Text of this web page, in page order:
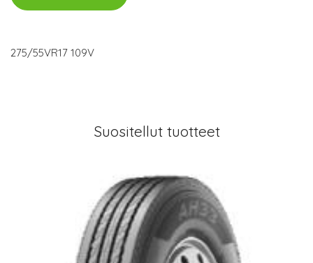
275/55VR17 109V
Suositellut tuotteet